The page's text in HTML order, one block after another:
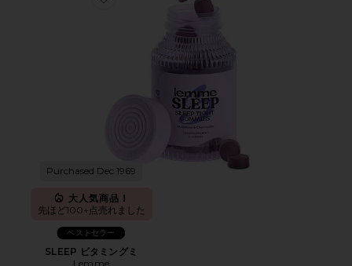
Favorite SLEEP ビタミングミ
Purchased Dec 1969
大人気商品！
先ほど100+点売れました
ベストセラー
SLEEP ビタミングミ
Lemme